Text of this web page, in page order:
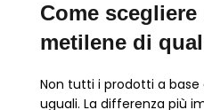
Come
metilene di
Non tutti i prodotti a
uguali. La differenza più